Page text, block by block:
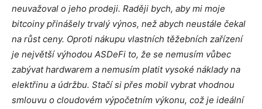
neuvažoval o jeho prodeji. Raději bych, aby mi moje
bitcoiny přinášely trvalý výnos, než abych neustále čekal
na růst ceny. Oproti nákupu vlastních těžebních zařízení
je největší výhodou ASDeFi to, že se nemusím vůbec
zabývat hardwarem a nemusím platit vysoké náklady na
elektřinu a údržbu. Stačí si přes mobil vybrat vhodnou
smlouvu o cloudovém výpočetním výkonu, což je ideální